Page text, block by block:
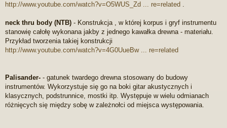
http://www.youtube.com/watch?v=O5WUS_Zd ... re=related .
neck thru body (NTB) - Konstrukcja , w której korpus i gryf instrumentu
stanowię całołę wykonana jakby z jednego kawałka drewna - materiału.
Przykład tworzenia takiej konstrukcji
http://www.youtube.com/watch?v=4G0UueBw ... re=related
Palisander- - gatunek twardego drewna stosowany do budowy
instrumentów. Wykorzystuje się go na boki gitar akustycznych i
klasycznych, podstrunnice, mostki itp. Występuje w wielu odmianach
różnięcych się między sobę w zależnołci od miejsca występowania.